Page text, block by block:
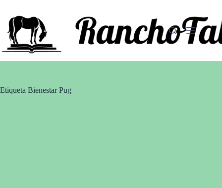
contenido
Etiqueta Bienestar Pug